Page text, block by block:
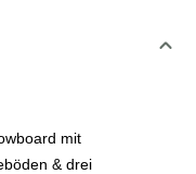
mit
& drei